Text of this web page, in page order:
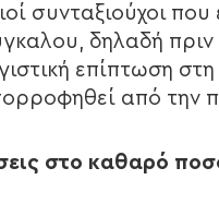
συνταξιούχοι
δηλαδή
επίπτωση
από την
στο καθαρό